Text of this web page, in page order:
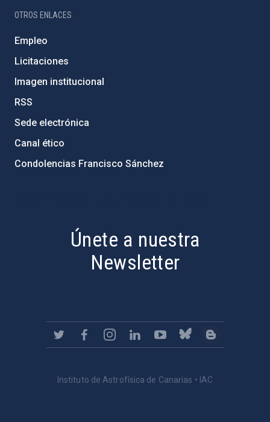
OTROS ENLACES
Empleo
Licitaciones
Imagen institucional
RSS
Sede electrónica
Canal ético
Condolencias Francisco Sánchez
Únete a nuestra
Newsletter
Instituto de Astrofísica de Canarias • IAC